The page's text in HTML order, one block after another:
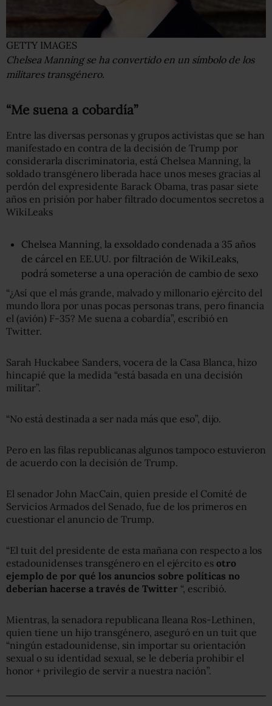
GETTY IMAGES
Chelsea Manning se ha convertido en un símbolo de los
militares transgénero.
“Me suena a cobardía”
Entre las diversas personas y grupos activistas que se han
manifestado en contra de la decisión de Trump por
considerarla discriminatoria, está Chelsea Manning, la
soldado transgénero liberada hace unos meses gracias al
perdón del expresidente Barack Obama, tras pasar siete
años en prisión por haber filtrado documentos secretos a
WikiLeaks
Chelsea Manning, la exsoldado condenada a 35 años
de cárcel en EE.UU. por filtración de WikiLeaks,
podrá someterse a una operación de cambio de sexo
“¿Así que el más grande, malvado y millonario ejército del
mundo llora por unas pocas personas trans, pero financia
el (avión) F-35? Me suena a cobardía”, escribió en
Twitter.
Sarah Huckabee Sanders, vocera de la Casa Blanca, hizo
hincapié que la medida “está basada en una decisión
militar”.
“No está destinada a ser nada más que eso”, dijo.
Pero en las filas republicanas algunos tampoco estuvieron
de acuerdo con la decisión de Trump.
El senador John MacCain, quien preside el Comité de
Servicios Armados del Senado, fue de los primeros en
cuestionar el anuncio de Trump.
“El tuit del presidente de esta mañana con respecto a los
estadounidenses transgénero en el ejército es otro
ejemplo de por qué los anuncios sobre políticas no
deberían hacerse a través de Twitter “, escribió.
Mientras, la senadora republicana Ileana Ros-Lethinen,
quien tiene un hijo transgénero, aseguró en un tuit que
“ningún estadounidense, sin importar su orientación
sexual o su identidad sexual, se le debería prohibir el
honor + privilegio de servir a nuestra nación”.